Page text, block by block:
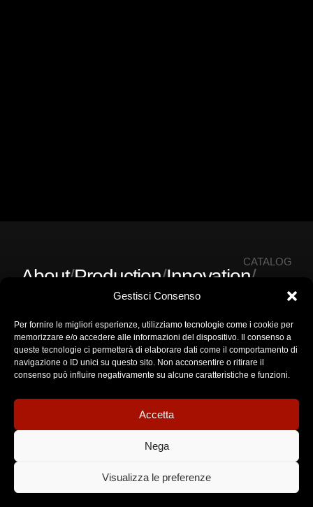
Gestisci Consenso
Per fornire le migliori esperienze, utilizziamo tecnologie come i cookie per
memorizzare e/o accedere alle informazioni del dispositivo. Il consenso a
queste tecnologie ci permetterà di elaborare dati come il comportamento di
navigazione o ID unici su questo sito. Non acconsentire o ritirare il
consenso può influire negativamente su alcune caratteristiche e funzioni.
Accetta
Nega
Visualizza le preferenze
CATALOG
About/Production/Innovation/
Contacts
GET IN TOUCH
+39 06 94443017
info@onemore.it
Via Cassiodoro, 9, 00195 Roma RM
Gruppo Axed P.I. 09062991006 –Privacy Policy
Policy|Impresa Trasparente|Termini di Utilizzo